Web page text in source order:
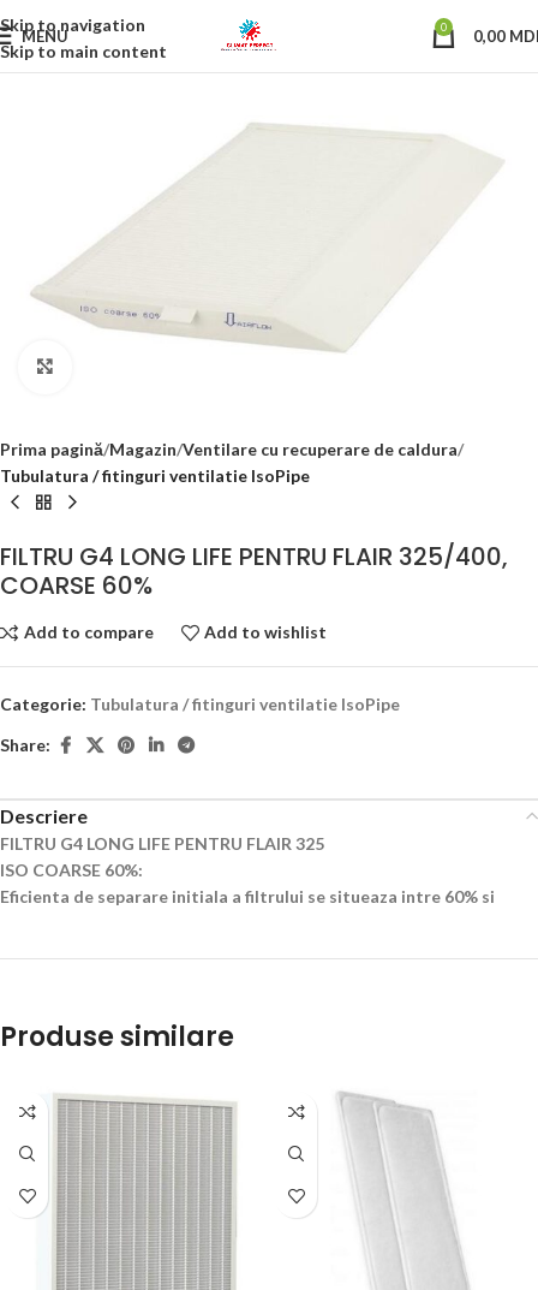
Skip to navigation
Skip to main content
MENU 0 0,00
Prima pagină Magazin Ventilare cu recuperare de caldura
Tubulatura / fitinguri ventilatie IsoPipe
FILTRU G4 LONG LIFE PENTRU FLAIR 325/400,
COARSE 60%
Add to compare Add to wishlist
Categorie: Tubulatura / fitinguri ventilatie IsoPipe
Share:
Descriere
FILTRU G4 LONG LIFE PENTRU FLAIR 325
ISO COARSE 60%:
Eficienta de separare initiala a filtrului se situeaza intre 60% si
Produse similare